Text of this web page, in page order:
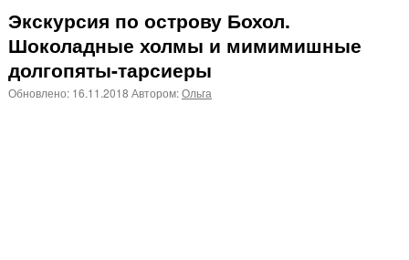
Экскурсия по острову Бохол.
Шоколадные холмы и мимимишные
долгопяты-тарсиеры
Обновлено: 16.11.2018 Автором:Ольга